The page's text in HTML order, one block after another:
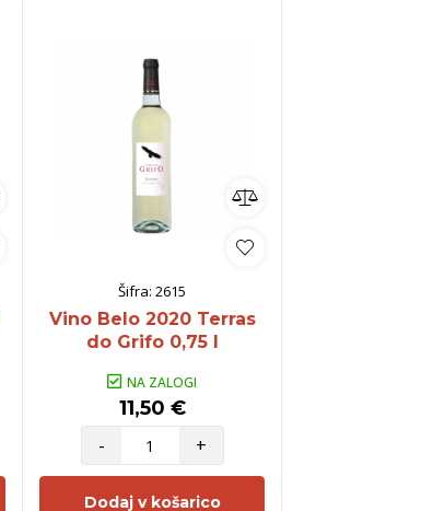
Šifra:2615
Vino Belo 2020 Terras
do Grifo 0,75 l
NA ZALOGI
11,50 €
-
+
Dodaj v košarico